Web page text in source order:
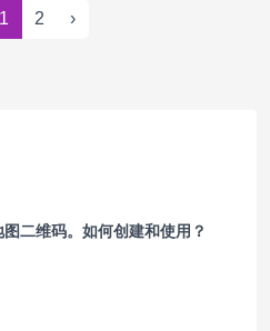
1 2 ›
图二维码。如何创建和使用？